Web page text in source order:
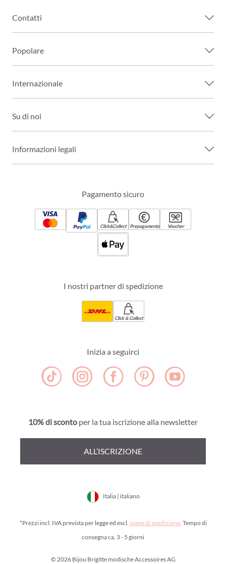
Contatti
Popolare
Internazionale
Su di noi
Informazioni legali
Pagamento sicuro
Click&Collect Prepagamento Voucher
I nostri partner di spedizione
Click & Collect
Inizia a seguirci
10% di sconto per la tua iscrizione alla newsletter
ALL’ISCRIZIONE
Italia | italiano
*Prezzi incl. IVA prevista per legge ed escl. spese di spedizione. Tempo di
consegna ca. 3 - 5 giorni
© 2026 Bijou Brigitte modische Accessoires AG